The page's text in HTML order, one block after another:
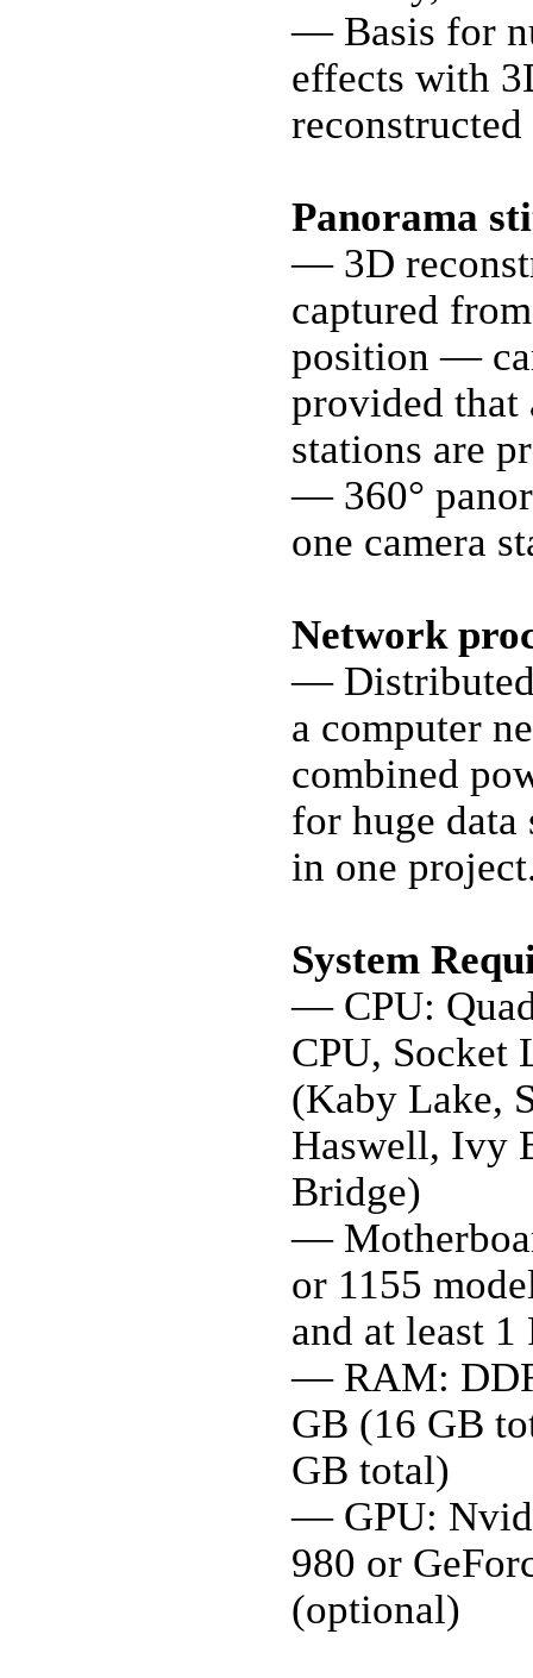
— Basis for
effects with
Panorama
— 3D
captured
position —
provided that
stations are
— 360°
one camera
Network
—
a computer
combined
for huge data
in one
System
— CPU:
CPU, Socket
(Kaby Lake,
Haswell, Ivy
Bridge)
—
or 1155
and at least
— RAM:
GB (16 GB
GB total)
— GPU:
980 or
(optional)